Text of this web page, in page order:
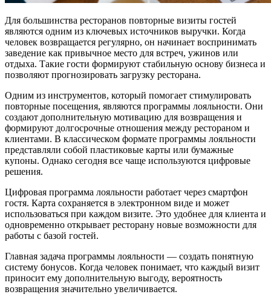
Для большинства ресторанов повторные визиты гостей
являются одним из ключевых источников выручки. Когда
человек возвращается регулярно, он начинает воспринимать
заведение как привычное место для встреч, ужинов или
отдыха. Такие гости формируют стабильную основу бизнеса и
позволяют прогнозировать загрузку ресторана.
Одним из инструментов, который помогает стимулировать
повторные посещения, являются программы лояльности. Они
создают дополнительную мотивацию для возвращения и
формируют долгосрочные отношения между рестораном и
клиентами. В классическом формате программы лояльности
представляли собой пластиковые карты или бумажные
купоны. Однако сегодня все чаще используются цифровые
решения.
Цифровая программа лояльности работает через смартфон
гостя. Карта сохраняется в электронном виде и может
использоваться при каждом визите. Это удобнее для клиента и
одновременно открывает ресторану новые возможности для
работы с базой гостей.
Главная задача программы лояльности — создать понятную
систему бонусов. Когда человек понимает, что каждый визит
приносит ему дополнительную выгоду, вероятность
возвращения значительно увеличивается.